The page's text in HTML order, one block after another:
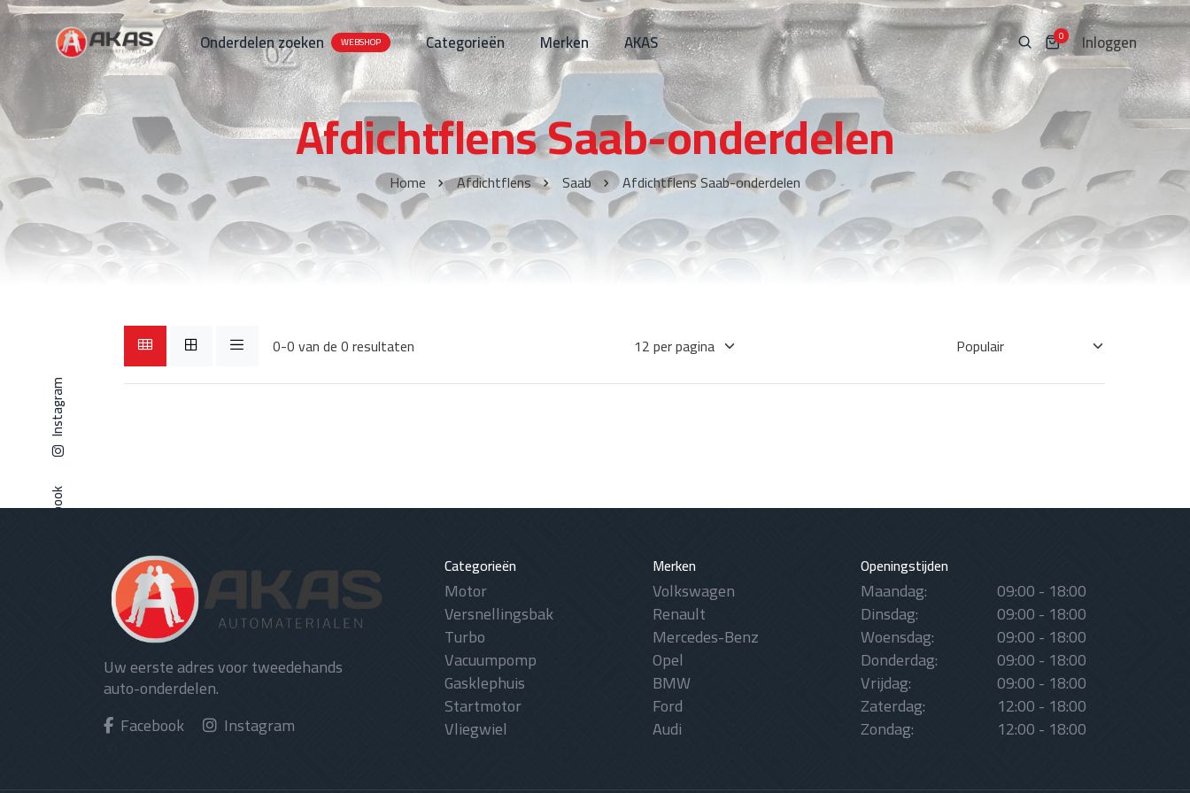
Onderdelen zoeken WEBSHOP Categorieën Merken AKAS 0 Inloggen
Afdichtflens Saab-onderdelen
Home Afdichtflens Saab Afdichtflens Saab-onderdelen
0-0 van de 0 resultaten
Uw eerste adres voor tweedehands
auto-onderdelen.
Facebook
Instagram
Categorieën
Motor
Versnellingsbak
Turbo
Vacuumpomp
Gasklephuis
Startmotor
Vliegwiel
Merken
Volkswagen
Renault
Mercedes-Benz
Opel
BMW
Ford
Audi
Openingstijden
Maandag: 09:00 - 18:00
Dinsdag: 09:00 - 18:00
Woensdag: 09:00 - 18:00
Donderdag: 09:00 - 18:00
Vrijdag: 09:00 - 18:00
Zaterdag: 12:00 - 18:00
Zondag: 12:00 - 18:00
Facebook
Instagram